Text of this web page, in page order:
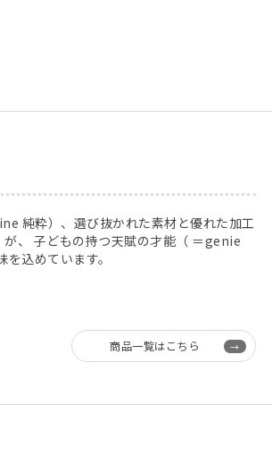
純粋）、選び抜かれた素材と優れた加工
が、 子どもの持つ天賦の才能（ ＝genie
込めています。
商品一覧はこちら